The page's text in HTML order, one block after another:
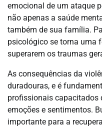
emocional de um ataque
não apenas a saúde
também de sua família.
psicológico se torna uma
superarem os traumas
As consequências da
duradouras, e é
profissionais capacitados
emoções e sentimentos.
importante para a